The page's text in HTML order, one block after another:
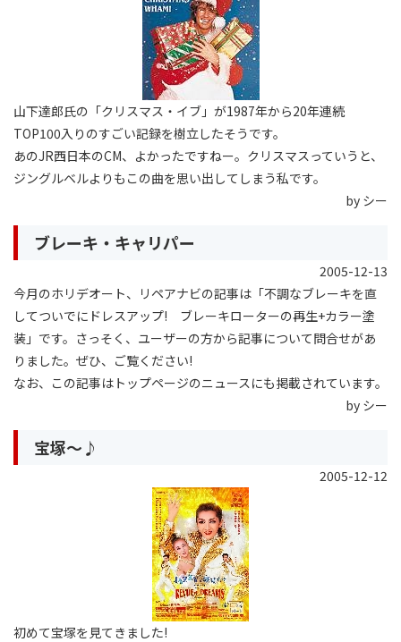
山下達郎氏の「クリスマス・イブ」が1987年から20年連続
TOP100入りのすごい記録を樹立したそうです。
あのJR西日本のCM、よかったですねー。クリスマスっていうと、
ジングルベルよりもこの曲を思い出してしまう私です。
by シー
ブレーキ・キャリパー
2005-12-13
今月のホリデオート、リペアナビの記事は「不調なブレーキを直
してついでにドレスアップ! ブレーキローターの再生+カラー塗
装」です。さっそく、ユーザーの方から記事について問合せがあ
りました。ぜひ、ご覧ください!
なお、この記事はトップページのニュースにも掲載されています。
by シー
宝塚〜♪
2005-12-12
初めて宝塚を見てきました!